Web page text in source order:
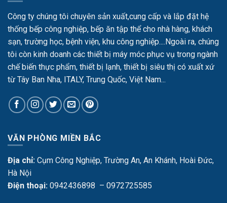
Công ty chúng tôi chuyên sản xuất,cung cấp và lắp đặt hệ
thống bếp công nghiệp, bếp ăn tập thể cho nhà hàng, khách
sạn, trường học, bệnh viện, khu công nghiệp....Ngoài ra, chúng
tôi còn kinh doanh các thiết bị máy móc phục vụ trong ngành
chế biến thực phẩm, thiết bị lạnh, thiết bị siêu thị có xuất xứ
từ Tây Ban Nha, ITALY, Trung Quốc, Việt Nam...
VĂN PHÒNG MIỀN BẮC
Địa chỉ: Cụm Công Nghiệp, Trường An, An Khánh, Hoài Đức,
Hà Nội
Điện thoại: 0942436898 – 0972725585